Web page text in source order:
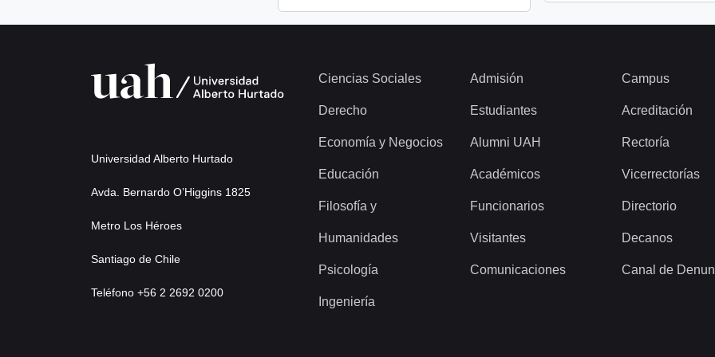
Universidad Alberto Hurtado
Avda. Bernardo O’Higgins 1825
Metro Los Héroes
Santiago de Chile
Teléfono +56 2 2692 0200
Ciencias Sociales
Derecho
Economía y Negocios
Educación
Filosofía y
Humanidades
Psicología
Ingeniería
Admisión
Estudiantes
Alumni UAH
Académicos
Funcionarios
Visitantes
Comunicaciones
Campus
Acreditación
Rectoría
Vicerrectorías
Directorio
Decanos
Canal de